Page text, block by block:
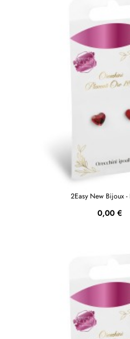
2Easy New Bijoux -
Prezzo
0,00 €